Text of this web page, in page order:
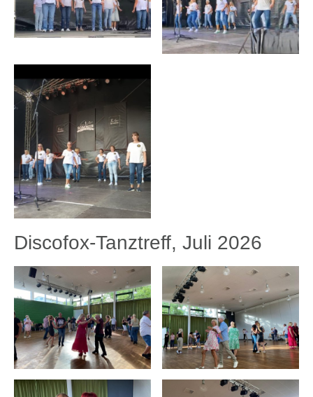
Discofox-Tanztreff, Juli 2026